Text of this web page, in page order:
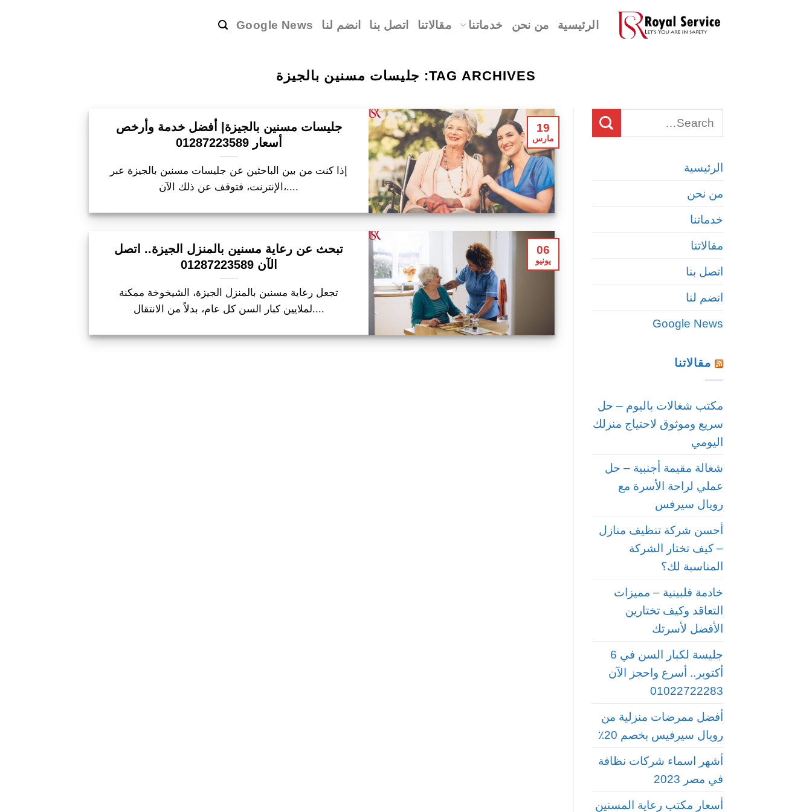
الرئيسية من نحن خدماتنا مقالاتنا اتصل بنا انضم لنا Google News
TAG ARCHIVES: جليسات مسنين بالجيزة
الرئيسية
من نحن
خدماتنا
مقالاتنا
اتصل بنا
انضم لنا
Google News
مقالاتنا
مكتب شغالات باليوم – حل
سريع وموثوق لاحتياج منزلك
اليومي
شغالة مقيمة أجنبية – حل
عملي لراحة الأسرة مع
رويال سيرفس
أحسن شركة تنظيف منازل
– كيف تختار الشركة
المناسبة لك؟
خادمة فلبينية – مميزات
التعاقد وكيف تختارين
الأفضل لأسرتك
جليسة لكبار السن في 6
أكتوبر.. أسرع واحجز الآن
01022722283
أفضل ممرضات منزلية من
رويال سيرفيس بخصم 20٪
أشهر اسماء شركات نظافة
في مصر 2023
أسعار مكتب رعاية المسنين
جليسات مسنين بالجيزة| أفضل خدمة وأرخص
أسعار 01287223589
إذا كنت من بين الباحثين عن جليسات مسنين بالجيزة عبر
الإنترنت، فتوقف عن ذلك الآن،....
19
مارس
تبحث عن رعاية مسنين بالمنزل الجيزة.. اتصل
الآن 01287223589
تجعل رعاية مسنين بالمنزل الجيزة، الشيخوخة ممكنة
لملايين كبار السن كل عام، بدلاً من الانتقال....
06
يونيو